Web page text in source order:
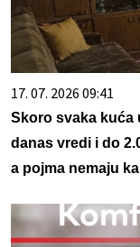
17. 07. 2026 09:41
Skoro svaka kuća
danas vredi i do
a pojma nemaju